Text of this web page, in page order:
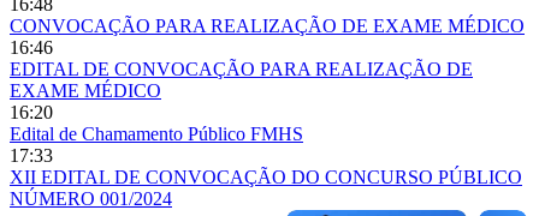
16:48
CONVOCAÇÃO PARA REALIZAÇÃO DE EXAME MÉDICO
16:46
EDITAL DE CONVOCAÇÃO PARA REALIZAÇÃO DE
EXAME MÉDICO
16:20
Edital de Chamamento Público FMHS
17:33
XII EDITAL DE CONVOCAÇÃO DO CONCURSO PÚBLICO
NÚMERO 001/2024